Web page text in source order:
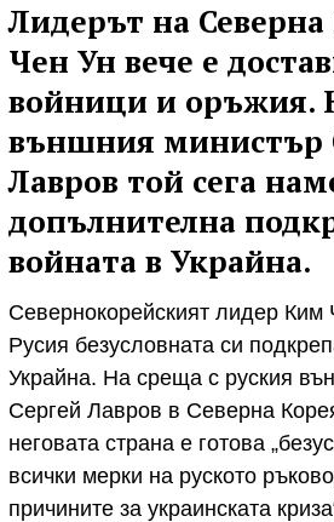
Лидерът на
Чен Ун вече е
войници и оръжия.
външния министър
Лавров той сега
допълнителна
войната в Украйна.
Севернокорейският лидер
Русия безусловната си
Украйна. На среща с руския
Сергей Лавров в Северна
неговата страна е готова
всички мерки на руското
причините за украинската